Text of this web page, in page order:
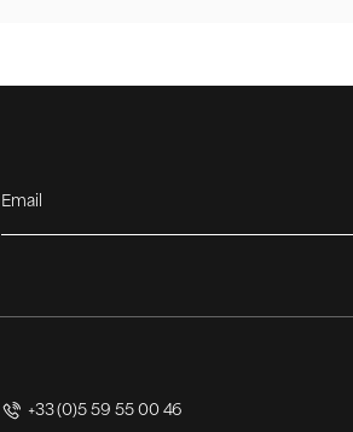
Email
+33 (0)5 59 55 00 46